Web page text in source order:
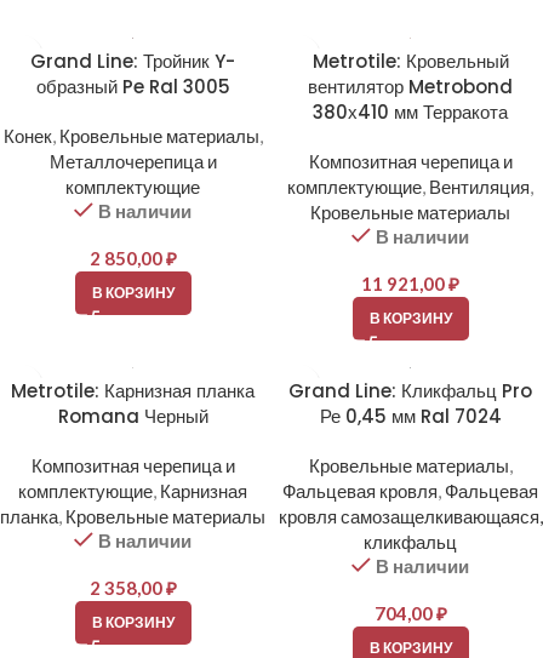
Grand Line: Тройник Y-
образный Pe Ral 3005
Конек, Кровельные материалы,
Металлочерепица и
комплектующие
В наличии
2 850,00₽
В КОРЗИНУ
Metrotile: Кровельный
вентилятор Metrobond
380х410 мм Терракота
Композитная черепица и
комплектующие, Вентиляция,
Кровельные материалы
В наличии
11 921,00₽
В КОРЗИНУ
Metrotile: Карнизная планка
Romana Черный
Композитная черепица и
комплектующие, Карнизная
планка, Кровельные материалы
В наличии
2 358,00₽
В КОРЗИНУ
Grand Line: Кликфальц Pro
Ре 0,45 мм Ral 7024
Кровельные материалы,
Фальцевая кровля, Фальцевая
кровля самозащелкивающаяся,
кликфальц
В наличии
704,00₽
В КОРЗИНУ